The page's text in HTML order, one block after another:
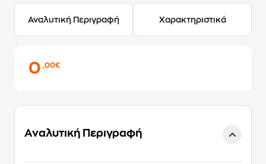
Αναλυτική Περιγραφή Χαρακτηριστικά
0,00€
Αναλυτική Περιγραφή